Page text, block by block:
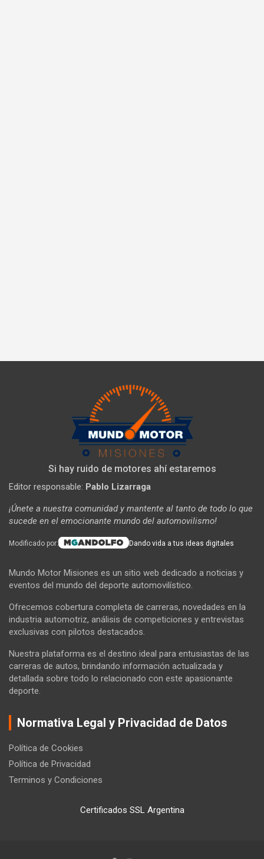
Si hay ruido de motores ahí estaremos
Editor responsable: Pablo Lizarraga
¡Únete a nuestra comunidad y mantente al tanto de todo lo que
sucede en el emocionante mundo del automovilismo!
Modificado por: Dando vida a tus ideas digitales
Mundo Motor Misiones es un sitio web dedicado a noticias y
eventos del mundo del deporte automovilístico.
Ofrecemos cobertura completa de carreras, novedades en la
industria automotriz, análisis de competiciones y entrevistas
exclusivas con pilotos destacados.
Nuestra plataforma es el destino ideal para entusiastas de las
carreras de autos, brindando información actualizada y
detallada sobre todo lo relacionado con este apasionante
deporte.
Normativa Legal y Privacidad de Datos
Política de Cookies
Política de Privacidad
Terminos y Condiciones
Certificados SSL Argentina